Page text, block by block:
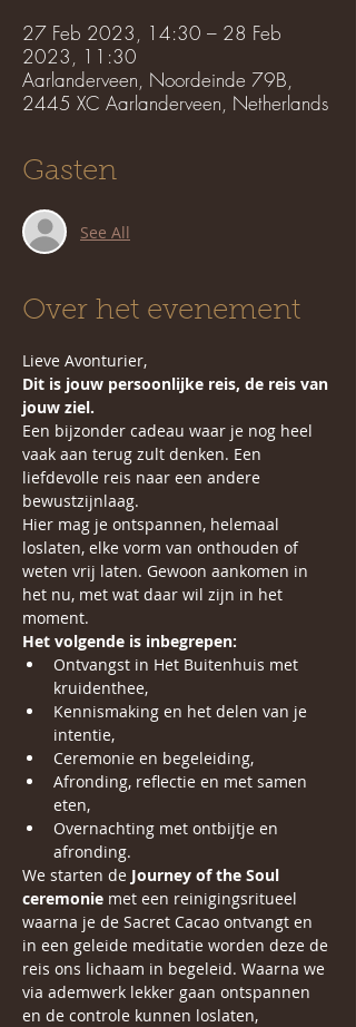
27 Feb 2023, 14:30 – 28 Feb
2023, 11:30
Aarlanderveen, Noordeinde 79B,
2445 XC Aarlanderveen, Netherlands
Gasten
See All
Over het evenement
Lieve Avonturier,
Dit is jouw persoonlijke reis, de reis van
jouw ziel.
Een bijzonder cadeau waar je nog heel
vaak aan terug zult denken. Een
liefdevolle reis naar een andere
bewustzijnlaag.
Hier mag je ontspannen, helemaal
loslaten, elke vorm van onthouden of
weten vrij laten. Gewoon aankomen in
het nu, met wat daar wil zijn in het
moment.
Het volgende is inbegrepen:
Ontvangst in Het Buitenhuis met
kruidenthee,
Kennismaking en het delen van je
intentie,
Ceremonie en begeleiding,
Afronding, reflectie en met samen
eten,
Overnachting met ontbijtje en
afronding.
We starten de Journey of the Soul
ceremonie met een reinigingsritueel
waarna je de Sacret Cacao ontvangt en
in een geleide meditatie worden deze de
reis ons lichaam in begeleid. Waarna we
via ademwerk lekker gaan ontspannen
en de controle kunnen loslaten,